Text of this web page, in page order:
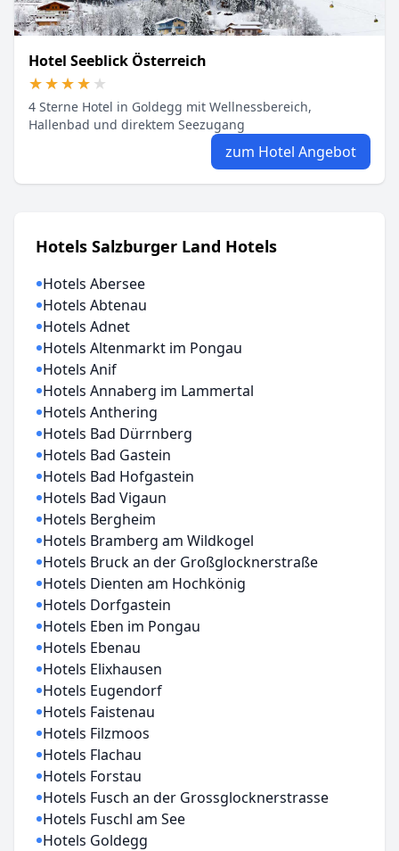
Hotel Seeblick Österreich
★★★★★
★★★★★
4 Sterne Hotel in Goldegg mit Wellnessbereich,
Hallenbad und direktem Seezugang
zum Hotel Angebot
Hotels Salzburger Land Hotels
Hotels Abersee
Hotels Abtenau
Hotels Adnet
Hotels Altenmarkt im Pongau
Hotels Anif
Hotels Annaberg im Lammertal
Hotels Anthering
Hotels Bad Dürrnberg
Hotels Bad Gastein
Hotels Bad Hofgastein
Hotels Bad Vigaun
Hotels Bergheim
Hotels Bramberg am Wildkogel
Hotels Bruck an der Großglocknerstraße
Hotels Dienten am Hochkönig
Hotels Dorfgastein
Hotels Eben im Pongau
Hotels Ebenau
Hotels Elixhausen
Hotels Eugendorf
Hotels Faistenau
Hotels Filzmoos
Hotels Flachau
Hotels Forstau
Hotels Fusch an der Grossglocknerstrasse
Hotels Fuschl am See
Hotels Goldegg